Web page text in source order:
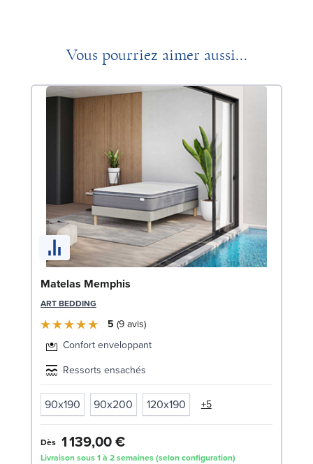
Vous pourriez aimer aussi...
Matelas Memphis
ART BEDDING
5 9avis
Confort enveloppant
Ressorts ensachés
90x190 90x200 120x190 +5
Dès 1 139,00 €
Livraison sous 1 à 2 semaines (selon configuration)